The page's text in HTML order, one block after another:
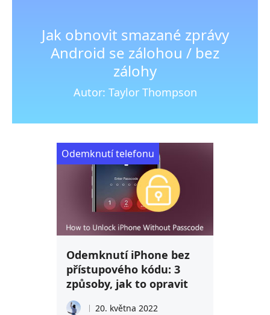
Jak obnovit smazané zprávy
Android se zálohou / bez
zálohy
Autor: Taylor Thompson
Odemknutí iPhone bez
přístupového kódu: 3
způsoby, jak to opravit
20. května 2022
Odemknutí telefonu